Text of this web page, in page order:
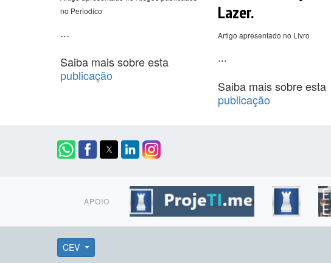
no Periodico
...
Saiba mais sobre esta
publicação
Lazer.
Artigo apresentado no Livro
...
Saiba mais sobre esta
publicação
APOIO
CEV